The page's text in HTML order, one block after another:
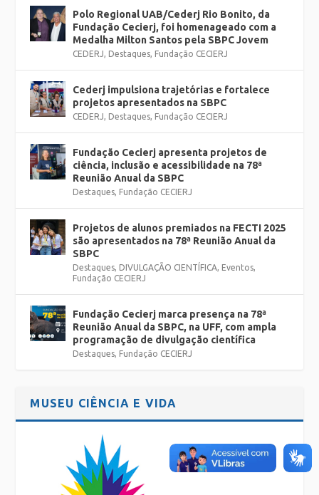
Polo Regional UAB/Cederj Rio Bonito, da
Fundação Cecierj, foi homenageado com a
Medalha Milton Santos pela SBPC Jovem
CEDERJ, Destaques, Fundação CECIERJ
Cederj impulsiona trajetórias e fortalece
projetos apresentados na SBPC
CEDERJ, Destaques, Fundação CECIERJ
Fundação Cecierj apresenta projetos de
ciência, inclusão e acessibilidade na 78ª
Reunião Anual da SBPC
Destaques, Fundação CECIERJ
Projetos de alunos premiados na FECTI 2025
são apresentados na 78ª Reunião Anual da
SBPC
Destaques, DIVULGAÇÃO CIENTÍFICA, Eventos,
Fundação CECIERJ
Fundação Cecierj marca presença na 78ª
Reunião Anual da SBPC, na UFF, com ampla
programação de divulgação científica
Destaques, Fundação CECIERJ
MUSEU CIÊNCIA E VIDA